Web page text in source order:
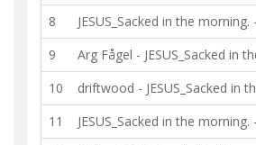
8 JESUS_Sacked in the morning. -
9
Arg Fågel - JESUS_Sacked in
10
driftwood - JESUS_Sacked in
11
JESUS_Sacked in the morning. -